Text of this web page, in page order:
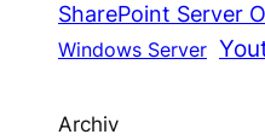
SharePoint Server
Windows Server
Archiv